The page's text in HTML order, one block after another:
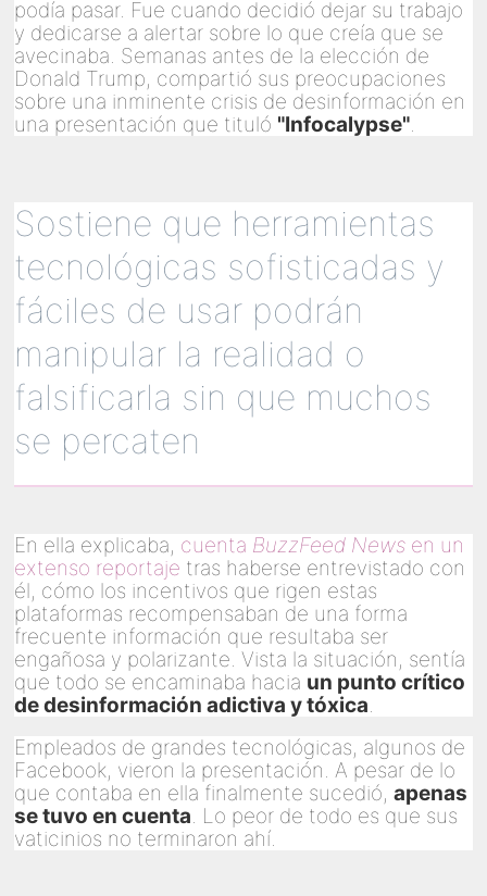
podía pasar. Fue cuando decidió dejar su trabajo
y dedicarse a alertar sobre lo que creía que se
avecinaba. Semanas antes de la elección de
Donald Trump, compartió sus preocupaciones
sobre una inminente crisis de desinformación en
una presentación que tituló "Infocalypse".
Sostiene que herramientas
tecnológicas sofisticadas y
fáciles de usar podrán
manipular la realidad o
falsificarla sin que muchos
se percaten
En ella explicaba, cuenta BuzzFeed News en un
extenso reportaje tras haberse entrevistado con
él, cómo los incentivos que rigen estas
plataformas recompensaban de una forma
frecuente información que resultaba ser
engañosa y polarizante. Vista la situación, sentía
que todo se encaminaba hacia un punto crítico
de desinformación adictiva y tóxica.
Empleados de grandes tecnológicas, algunos de
Facebook, vieron la presentación. A pesar de lo
que contaba en ella finalmente sucedió,apenas
se tuvo en cuenta. Lo peor de todo es que sus
vaticinios no terminaron ahí.